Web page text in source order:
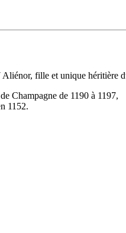
fille et unique héritière
Champagne de 1190 à 1197,
1152.